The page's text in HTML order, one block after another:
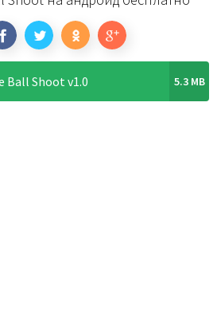
Ball Shoot v1.0 5.3 MB